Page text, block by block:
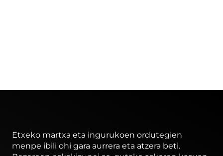
Etxeko martxa eta ingurukoen ordutegien
menpe ibili ohi gara aurrera eta atzera beti.